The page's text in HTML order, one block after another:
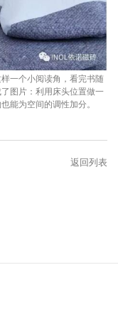
一个小阅读角，看完书随
图片：利用床头位置做一
能为空间的调性加分。
返回列表